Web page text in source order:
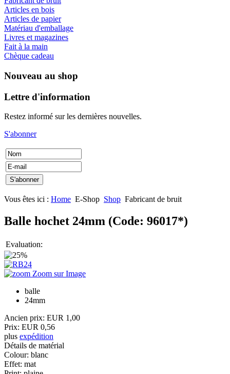
Articles en bois
Articles de papier
Matériau d'emballage
Livres et magazines
Fait à la main
Chèque cadeau
Nouveau au shop
Lettre d'information
Restez informé sur les dernières nouvelles.
S'abonner
Vous êtes ici : Home E-Shop Shop Fabricant de bruit
Balle hochet 24mm (Code: 96017*)
Evaluation:
Zoom sur Image
balle
24mm
Ancien prix: EUR 1,00
Prix: EUR 0,56
plus expédition
Détails de matérial
Colour: blanc
Effet: mat